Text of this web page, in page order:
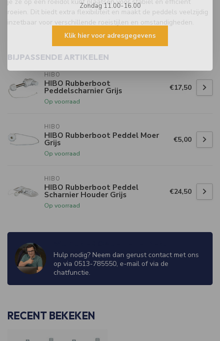
je ze op een roeidol kunt plaatsen voor stabiel en efficiënt
roeien. Dit biedt extra flexibiliteit en maakt de peddels veelzijdig
inzetbaar voor verschillende roeistijlen en omstandigheden.
BIJPASSENDE ARTIKELEN
HIBO
HIBO Rubberboot
Peddelscharnier Grijs
Op voorraad
€17,50
HIBO
HIBO Rubberboot Peddel Moer
Grijs
Op voorraad
€5,00
HIBO
HIBO Rubberboot Peddel
Scharnier Houder Grijs
Op voorraad
€24,50
Hulp nodig? Neem dan gerust contact met ons
op via 0513-785550, e-mail of via de
chatfunctie.
RECENT BEKEKEN
Zondag 11.00-16.00
Klik hier voor adresgegevens